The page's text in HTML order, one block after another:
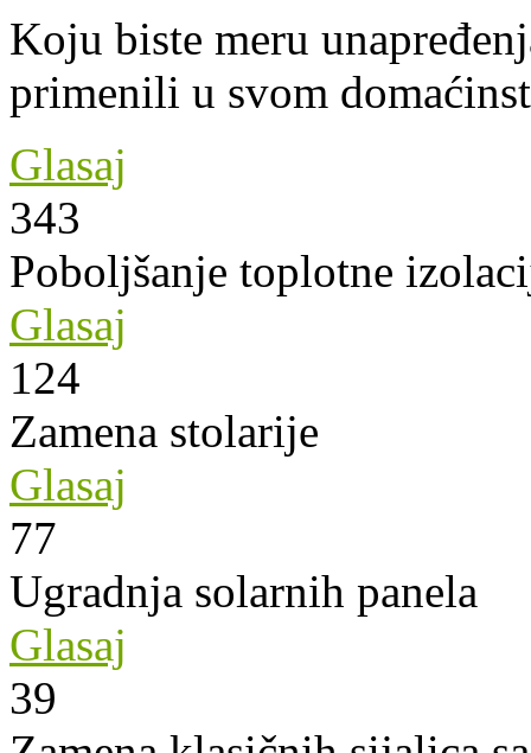
Koju biste meru
primenili u svom
Glasaj
343
Poboljšanje toplotne
Glasaj
124
Zamena stolarije
Glasaj
77
Ugradnja solarnih panela
Glasaj
39